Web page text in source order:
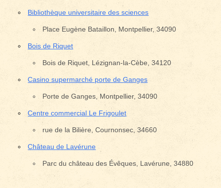
Bibliothèque universitaire des sciences
Place Eugène Bataillon, Montpellier, 34090
Bois de Riquet
Bois de Riquet, Lézignan-la-Cèbe, 34120
Casino supermarché porte de Ganges
Porte de Ganges, Montpellier, 34090
Centre commercial Le Frigoulet
rue de la Bilière, Cournonsec, 34660
Château de Lavérune
Parc du château des Évêques, Lavérune, 34880